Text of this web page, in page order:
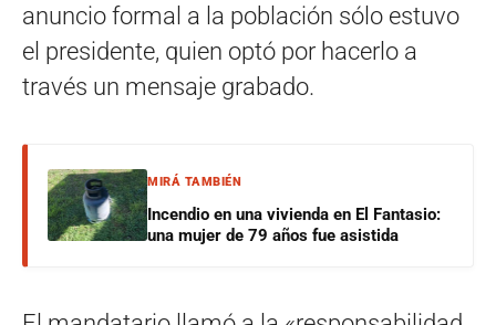
anuncio formal a la población sólo estuvo
el presidente, quien optó por hacerlo a
través un mensaje grabado.
MIRÁ TAMBIÉN
Incendio en una vivienda en El Fantasio:
una mujer de 79 años fue asistida